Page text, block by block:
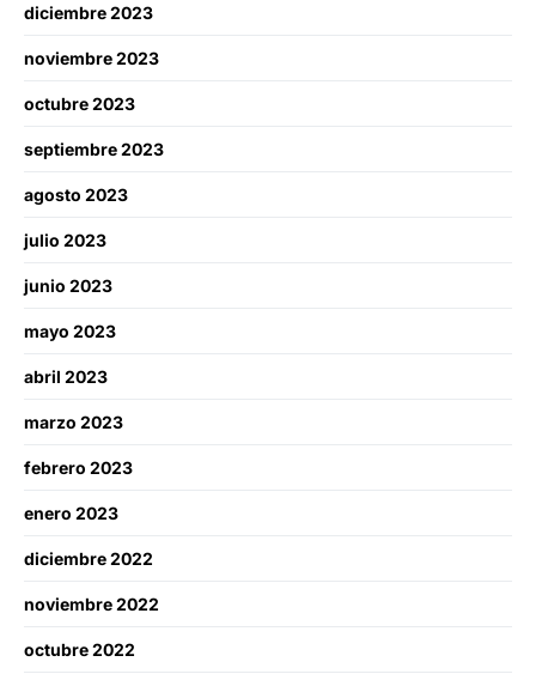
diciembre 2023
noviembre 2023
octubre 2023
septiembre 2023
agosto 2023
julio 2023
junio 2023
mayo 2023
abril 2023
marzo 2023
febrero 2023
enero 2023
diciembre 2022
noviembre 2022
octubre 2022